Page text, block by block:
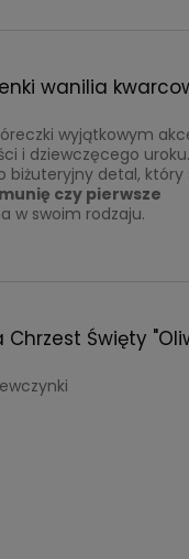
wanilia
wyjątkowym
i dziewczęcego
biżuteryjny detal, który
czy pierwsze
w swoim rodzaju.
Chrzest Święty